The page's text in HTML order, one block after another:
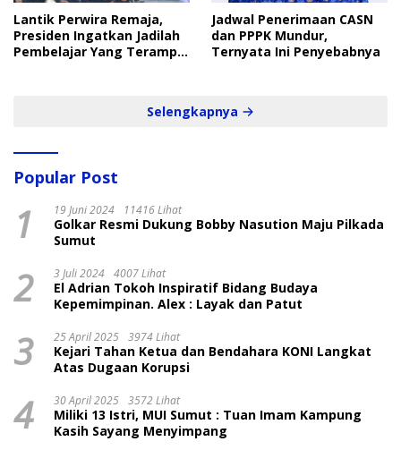
Lantik Perwira Remaja,
Presiden Ingatkan Jadilah
Pembelajar Yang Terampil
Jadwal Penerimaan CASN
dan PPPK Mundur,
Ternyata Ini Penyebabnya
Selengkapnya
Popular Post
1 19 Juni 2024 11416 Lihat
Golkar Resmi Dukung Bobby Nasution Maju Pilkada
Sumut
2 3 Juli 2024 4007 Lihat
El Adrian Tokoh Inspiratif Bidang Budaya
Kepemimpinan. Alex : Layak dan Patut
3 25 April 2025 3974 Lihat
Kejari Tahan Ketua dan Bendahara KONI Langkat
Atas Dugaan Korupsi
4 30 April 2025 3572 Lihat
Miliki 13 Istri, MUI Sumut : Tuan Imam Kampung
Kasih Sayang Menyimpang